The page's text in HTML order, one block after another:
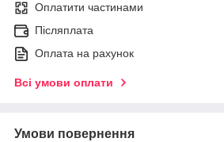
Оплатити частинами
Післяплата
Оплата на рахунок
Всі умови оплати
Умови повернення